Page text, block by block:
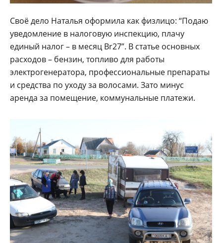
Своё дело Наталья оформила как физлицо: “Подаю
уведомление в налоговую инспекцию, плачу
единый налог – в месяц Br27”. В статье основных
расходов – бензин, топливо для работы
электрогенератора, профессиональные препараты
и средства по уходу за волосами. Зато минус
аренда за помещение, коммунальные платежи.